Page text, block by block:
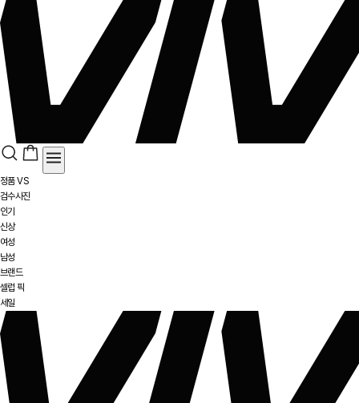
정품 VS
검수사진
인기
신상
여성
남성
브랜드
셀럽 픽
세일